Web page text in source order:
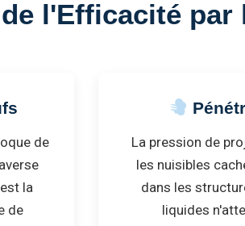
l'Efficacité par
de
la
de
La pression de
les nuisibles
dans les
liquides